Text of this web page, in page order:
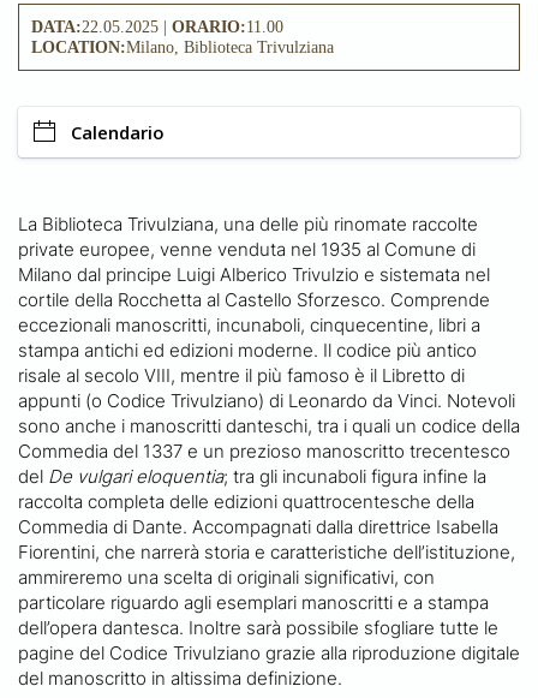
DATA:22.05.2025 | ORARIO:11.00
LOCATION:Milano, Biblioteca Trivulziana
Calendario
La Biblioteca Trivulziana, una delle più rinomate raccolte
private europee, venne venduta nel 1935 al Comune di
Milano dal principe Luigi Alberico Trivulzio e sistemata nel
cortile della Rocchetta al Castello Sforzesco. Comprende
eccezionali manoscritti, incunaboli, cinquecentine, libri a
stampa antichi ed edizioni moderne. Il codice più antico
risale al secolo VIII, mentre il più famoso è il Libretto di
appunti (o Codice Trivulziano) di Leonardo da Vinci. Notevoli
sono anche i manoscritti danteschi, tra i quali un codice della
Commedia del 1337 e un prezioso manoscritto trecentesco
del De vulgari eloquentia; tra gli incunaboli figura infine la
raccolta completa delle edizioni quattrocentesche della
Commedia di Dante. Accompagnati dalla direttrice Isabella
Fiorentini, che narrerà storia e caratteristiche dell’istituzione,
ammireremo una scelta di originali significativi, con
particolare riguardo agli esemplari manoscritti e a stampa
dell’opera dantesca. Inoltre sarà possibile sfogliare tutte le
pagine del Codice Trivulziano grazie alla riproduzione digitale
del manoscritto in altissima definizione.